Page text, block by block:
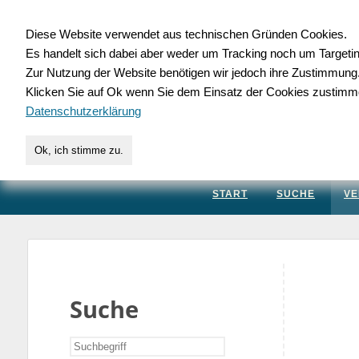
für Handwerk,
START SUCHE
Suche
Diese Website verwendet aus technischen Gründen Cookies.
Es handelt sich dabei aber weder um Tracking noch um
Zur Nutzung der Website benötigen wir jedoch ihre Zustimmung.
Klicken Sie auf Ok wenn Sie dem Einsatz der Cookies
Datenschutzerklärung
Ok, ich stimme zu.